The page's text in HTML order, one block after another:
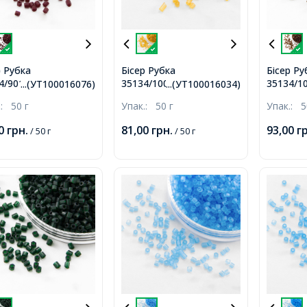
...(УТ100016076)
Рубка
90120/10 Чеський
TM, Бордовий,
50 г
грн. / 50 г
...(УТ100016034)
Бісер Рубка
35134/10050/10 Чеський
матовий TM,
Упак.: 50 г
81,00 грн. / 50 г
Бісер
35134/
матовий
Упак.:
93,00